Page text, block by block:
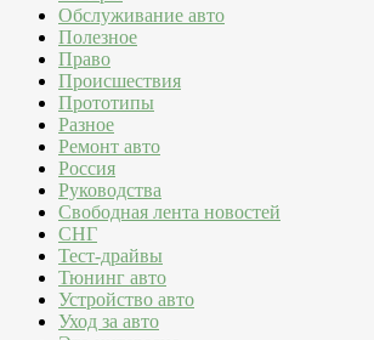
Обслуживание авто
Полезное
Право
Происшествия
Прототипы
Разное
Ремонт авто
Россия
Руководства
Свободная лента новостей
СНГ
Тест-драйвы
Тюнинг авто
Устройство авто
Уход за авто